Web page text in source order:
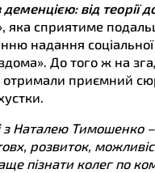
від теорії
яка сприятиме
надання
До того ж на
отримали приємний
з Наталею Тимошенко
розвиток,
пізнати колег по